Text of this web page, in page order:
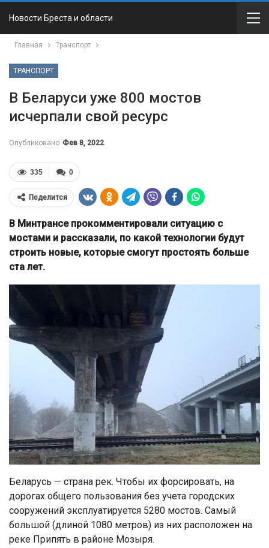
Новости Бреста и области
Главная Транспорт
ТРАНСПОРТ
В Беларуси уже 800 мостов
исчерпали свой ресурс
Опубликовано Фев 8, 2022
0
335
Поделится
В Минтрансе прокомментировали ситуацию с
мостами и рассказали, по какой технологии будут
строить новые, которые смогут простоять больше
ста лет.
Беларусь — страна рек. Чтобы их форсировать, на
дорогах общего пользования без учета городских
сооружений эксплуатируется 5280 мостов. Самый
большой (длиной 1080 метров) из них расположен на
реке Припять в районе Мозыря.